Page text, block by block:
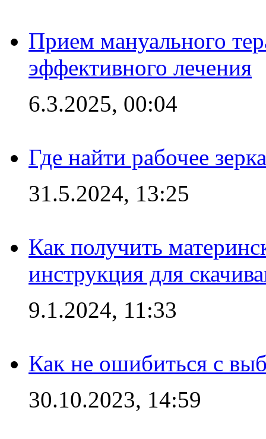
Прием мануального
эффективного лечения
6.3.2025, 00:04
Где найти рабочее
31.5.2024, 13:25
Как получить
инструкция для
9.1.2024, 11:33
Как не ошибиться с
30.10.2023, 14:59